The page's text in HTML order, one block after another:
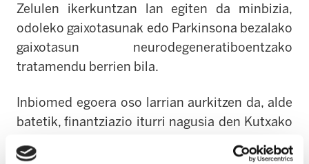
Zelulen ikerkuntzan lan egiten da minbizia,
odoleko gaixotasunak edo Parkinsona bezalako
gaixotasun neurodegeneratiboentzako
tratamendu berrien bila.
Inbiomed egoera oso larrian aurkitzen da, alde
batetik, finantziazio iturri nagusia den Kutxako
Gizarte Ekintzak eragin dituen murrizketak
direla eta, eta beste aldetik instituzioek I+G